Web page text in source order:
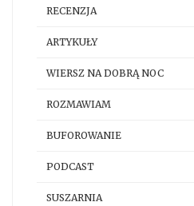
RECENZJA
ARTYKUŁY
WIERSZ NA DOBRĄ NOC
ROZMAWIAM
BUFOROWANIE
PODCAST
SUSZARNIA